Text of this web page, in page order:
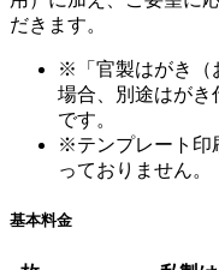
だきます。
※「官製はがき（
場合、別途はがき
です。
※テンプレート印
っておりません。
基本料金